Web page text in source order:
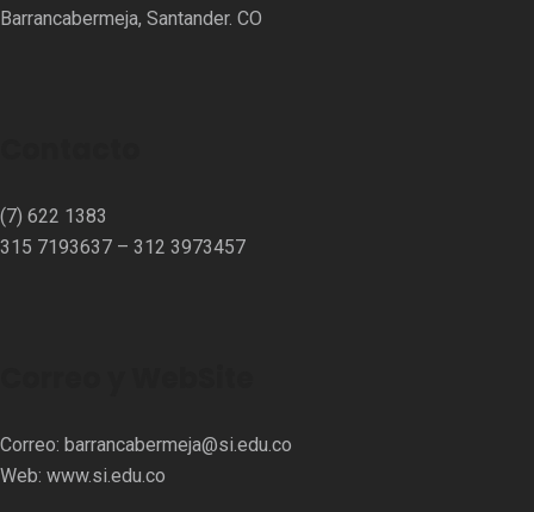
Barrancabermeja, Santander. CO
(7) 622 1383
315 7193637 – 312 3973457⁣⁣
Correo: barrancabermeja@si.edu.co
Web: www.si.edu.co